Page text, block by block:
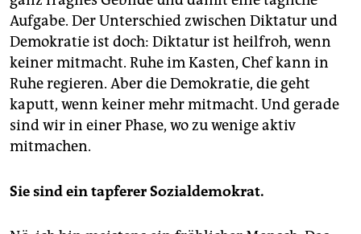
Aufgabe. Der Unterschied zwischen Diktatur und
Demokratie ist doch: Diktatur ist heilfroh, wenn
keiner mitmacht. Ruhe im Kasten, Chef kann in
Ruhe regieren. Aber die Demokratie, die geht
kaputt, wenn keiner mehr mitmacht. Und gerade
sind wir in einer Phase, wo zu wenige aktiv
mitmachen.
Sie sind ein tapferer Sozialdemokrat.